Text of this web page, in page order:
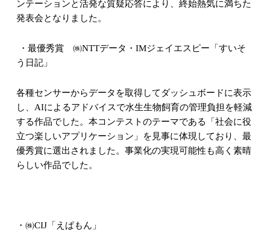
ンテーションと活発な質疑応答により、終始熱気に満ちた
発表会となりました。
・最優秀賞 ㈱NTTデータ・ IMジェイエスピー「すいそ
う日記」
各種センサーからデータを取得してダッシュボードに表示
し、 AIによるアドバイスで水生生物飼育の管理負担を軽減
する作品でした。本コンテストのテーマである「社会に役
立つ楽しいアプリケーション」を見事に体現しており、最
優秀賞に選出されました。事業化の実現可能性も高く素晴
らしい作品でした。
・㈱CIJ「えぱもん」